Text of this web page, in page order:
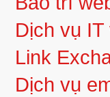
Dịch vụ
Link
Dịch vụ